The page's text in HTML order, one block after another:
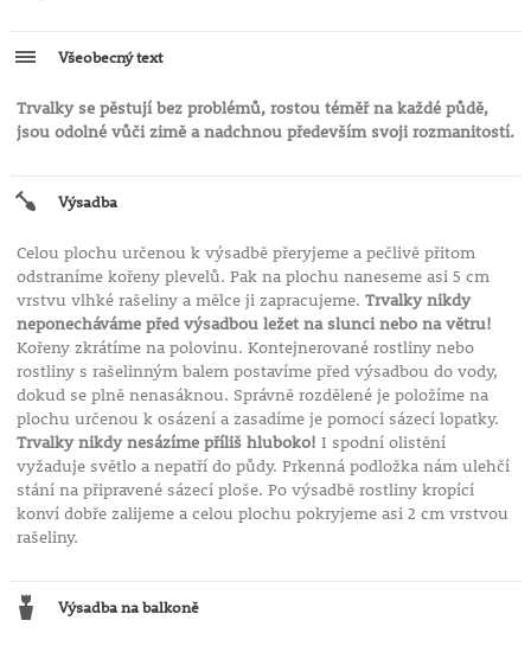
Všeobecný text
Trvalky se pěstují bez problémů, rostou téměř na každé půdě,
jsou odolné vůči zimě a nadchnou především svoji rozmanitostí.
Výsadba
Celou plochu určenou k výsadbě přeryjeme a pečlivě přitom
odstraníme kořeny plevelů. Pak na plochu naneseme asi 5 cm
vrstvu vlhké rašeliny a mělce ji zapracujeme. Trvalky nikdy
neponecháváme před výsadbou ležet na slunci nebo na větru!
Kořeny zkrátíme na polovinu. Kontejnerované rostliny nebo
rostliny s rašelinným balem postavíme před výsadbou do vody,
dokud se plně nenasáknou. Správně rozdělené je položíme na
plochu určenou k osázení a zasadíme je pomocí sázecí lopatky.
Trvalky nikdy nesázíme příliš hluboko! I spodní olistění
vyžaduje světlo a nepatří do půdy. Prkenná podložka nám ulehčí
stání na připravené sázecí ploše. Po výsadbě rostliny kropící
konví dobře zalijeme a celou plochu pokryjeme asi 2 cm vrstvou
rašeliny.
Výsadba na balkoně